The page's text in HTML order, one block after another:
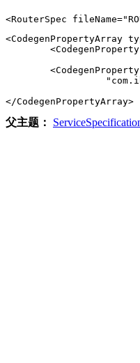
<CodegenPropertyArray
父主题：